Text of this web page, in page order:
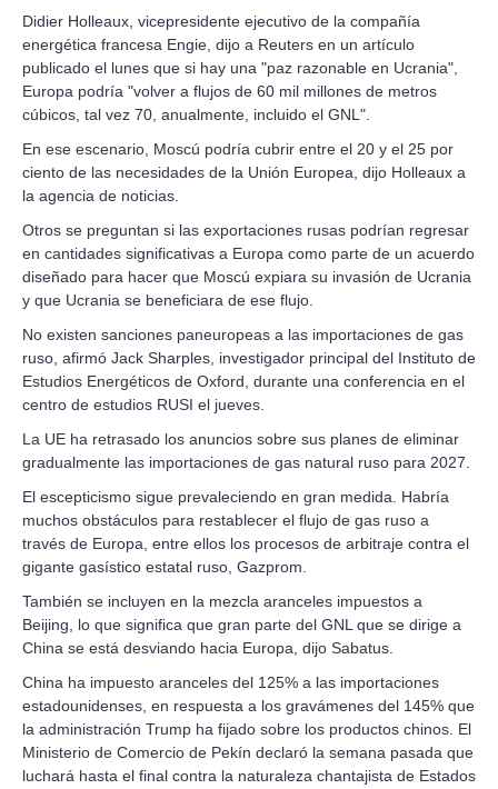
Didier Holleaux, vicepresidente ejecutivo de la compañía
energética francesa Engie, dijo a Reuters en un artículo
publicado el lunes que si hay una "paz razonable en Ucrania",
Europa podría "volver a flujos de 60 mil millones de metros
cúbicos, tal vez 70, anualmente, incluido el GNL".
En ese escenario, Moscú podría cubrir entre el 20 y el 25 por
ciento de las necesidades de la Unión Europea, dijo Holleaux a
la agencia de noticias.
Otros se preguntan si las exportaciones rusas podrían regresar
en cantidades significativas a Europa como parte de un acuerdo
diseñado para hacer que Moscú expiara su invasión de Ucrania
y que Ucrania se beneficiara de ese flujo.
No existen sanciones paneuropeas a las importaciones de gas
ruso, afirmó Jack Sharples, investigador principal del Instituto de
Estudios Energéticos de Oxford, durante una conferencia en el
centro de estudios RUSI el jueves.
La UE ha retrasado los anuncios sobre sus planes de eliminar
gradualmente las importaciones de gas natural ruso para 2027.
El escepticismo sigue prevaleciendo en gran medida. Habría
muchos obstáculos para restablecer el flujo de gas ruso a
través de Europa, entre ellos los procesos de arbitraje contra el
gigante gasístico estatal ruso, Gazprom.
También se incluyen en la mezcla aranceles impuestos a
Beijing, lo que significa que gran parte del GNL que se dirige a
China se está desviando hacia Europa, dijo Sabatus.
China ha impuesto aranceles del 125% a las importaciones
estadounidenses, en respuesta a los gravámenes del 145% que
la administración Trump ha fijado sobre los productos chinos. El
Ministerio de Comercio de Pekín declaró la semana pasada que
luchará hasta el final contra la naturaleza chantajista de Estados